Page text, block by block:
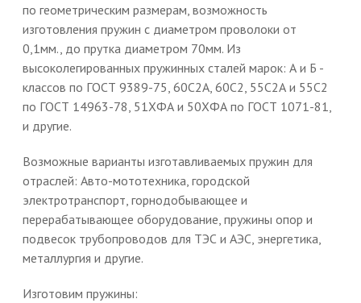
по геометрическим размерам, возможность
изготовления пружин с диаметром проволоки от
0,1мм., до прутка диаметром 70мм. Из
высоколегированных пружинных сталей марок: А и Б -
классов по ГОСТ 9389-75, 60С2А, 60С2, 55С2А и 55С2
по ГОСТ 14963-78, 51ХФА и 50ХФА по ГОСТ 1071-81,
и другие.
Возможные варианты изготавливаемых пружин для
отраслей: Авто-мототехника, городской
электротранспорт, горнодобывающее и
перерабатывающее оборудование, пружины опор и
подвесок трубопроводов для ТЭС и АЭС, энергетика,
металлургия и другие.
Изготовим пружины: